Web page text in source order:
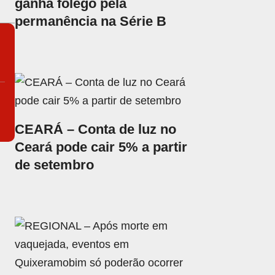
ganha fôlego pela
permanência na Série B
CEARÁ – Conta de luz no
Ceará pode cair 5% a partir
de setembro